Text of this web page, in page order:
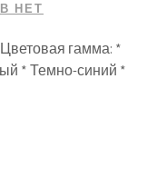
НЕТ
гамма: *
* Темно-синий *